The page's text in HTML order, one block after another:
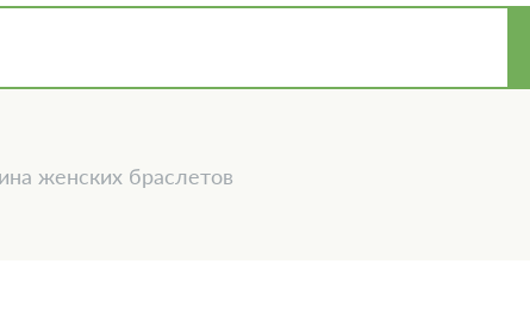
женских браслетов